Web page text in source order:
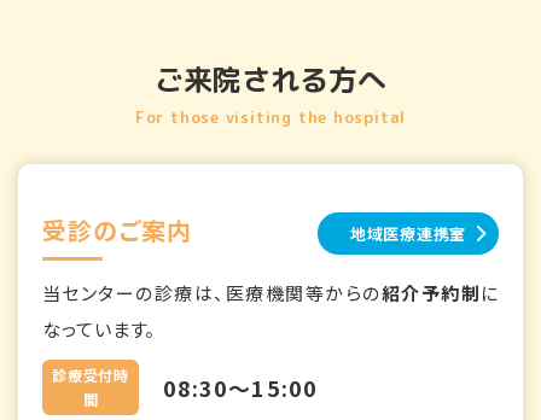
ご来院される方へ
For those visiting the hospital
受診のご案内 地域医療連携室
当センターの診療は、医療機関等からの紹介予約制に
なっています。
診療受付時
間
08:30～15:00